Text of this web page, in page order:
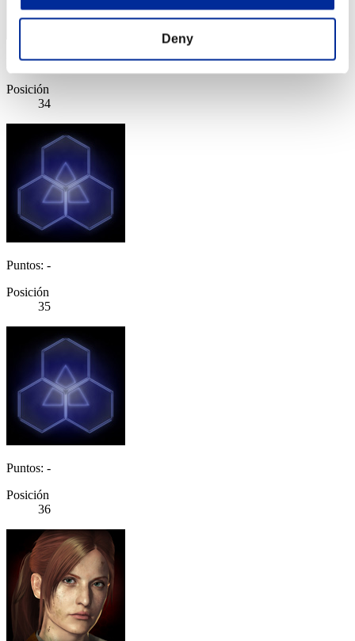
Deny
Puntos: -
Posición
34
Puntos: -
Posición
35
Puntos: -
Posición
36